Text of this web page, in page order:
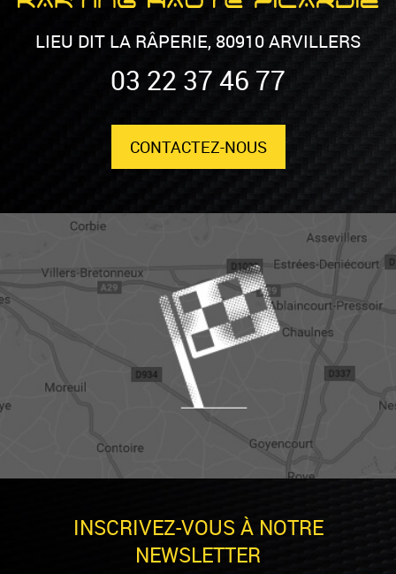
LIEU DIT LA RÂPERIE, 80910 ARVILLERS
03 22 37 46 77
CONTACTEZ-NOUS
INSCRIVEZ-VOUS À NOTRE
NEWSLETTER